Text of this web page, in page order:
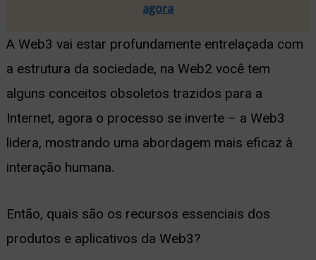
agora
A Web3 vai estar profundamente entrelaçada com
a estrutura da sociedade, na Web2 você tem
alguns conceitos obsoletos trazidos para a
Internet, agora o processo se inverte – a Web3
lidera, mostrando uma abordagem mais eficaz à
interação humana.
Então, quais são os recursos essenciais dos
produtos e aplicativos da Web3?